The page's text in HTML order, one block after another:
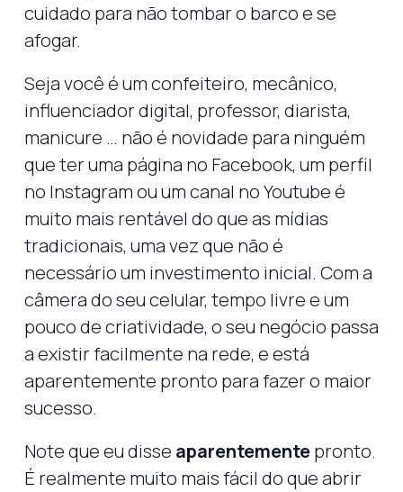
cuidado para não tombar o barco e se
afogar.
Seja você é um confeiteiro, mecânico,
influenciador digital, professor, diarista,
manicure … não é novidade para ninguém
que ter uma página no Facebook, um perfil
no Instagram ou um canal no Youtube é
muito mais rentável do que as mídias
tradicionais, uma vez que não é
necessário um investimento inicial. Com a
câmera do seu celular, tempo livre e um
pouco de criatividade, o seu negócio passa
a existir facilmente na rede, e está
aparentemente pronto para fazer o maior
sucesso.
Note que eu disse aparentementepronto.
É realmente muito mais fácil do que abrir